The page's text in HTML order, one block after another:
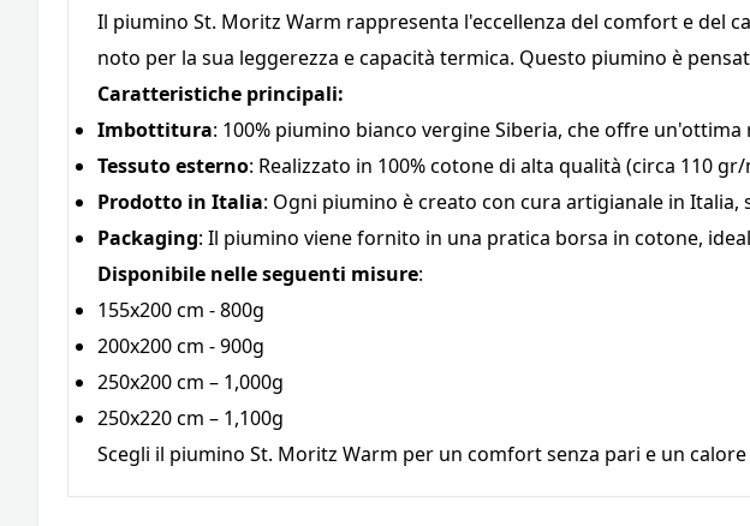
Il piumino St. Moritz Warm rappresenta l'eccellenza del comfort e del
noto per la sua leggerezza e capacità termica. Questo piumino è
Caratteristiche principali:
Imbottitura: 100% piumino bianco vergine Siberia, che offre
Tessuto esterno: Realizzato in 100% cotone di alta qualità (circa 110
Prodotto in Italia: Ogni piumino è creato con cura artigianale in
Packaging: Il piumino viene fornito in una pratica borsa in cotone,
Disponibile nelle seguenti misure:
155x200 cm - 800g
200x200 cm - 900g
250x200 cm – 1,000g
250x220 cm – 1,100g
Scegli il piumino St. Moritz Warm per un comfort senza pari e un